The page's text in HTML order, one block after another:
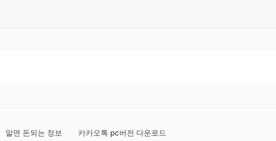
알면 돈되는 정보
카카오톡 pc버전 다운로드